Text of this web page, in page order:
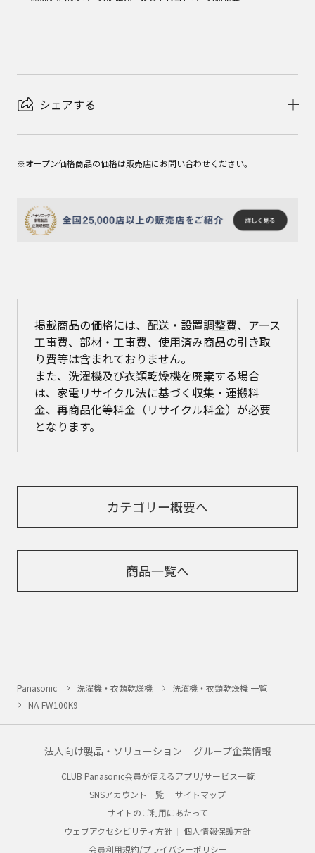
シェアする
※オープン価格商品の価格は販売店にお問い合わせください。
掲載商品の価格には、配送・設置調整費、アース
工事費、部材・工事費、使用済み商品の引き取
り費等は含まれておりません。
また、洗濯機及び衣類乾燥機を廃棄する場合
は、家電リサイクル法に基づく収集・運搬料
金、再商品化等料金（リサイクル料金）が必要
となります。
カテゴリー概要へ
商品一覧へ
Panasonic 洗濯機・衣類乾燥機
洗濯機・衣類乾燥機 一覧
NA-FW100K9
法人向け製品・ソリューション グループ企業情報
CLUB Panasonic会員が使えるアプリ/サービス一覧
SNSアカウント一覧
サイトマップ
サイトのご利用にあたって
ウェブアクセシビリティ方針
個人情報保護方針
会員利用規約/プライバシーポリシー